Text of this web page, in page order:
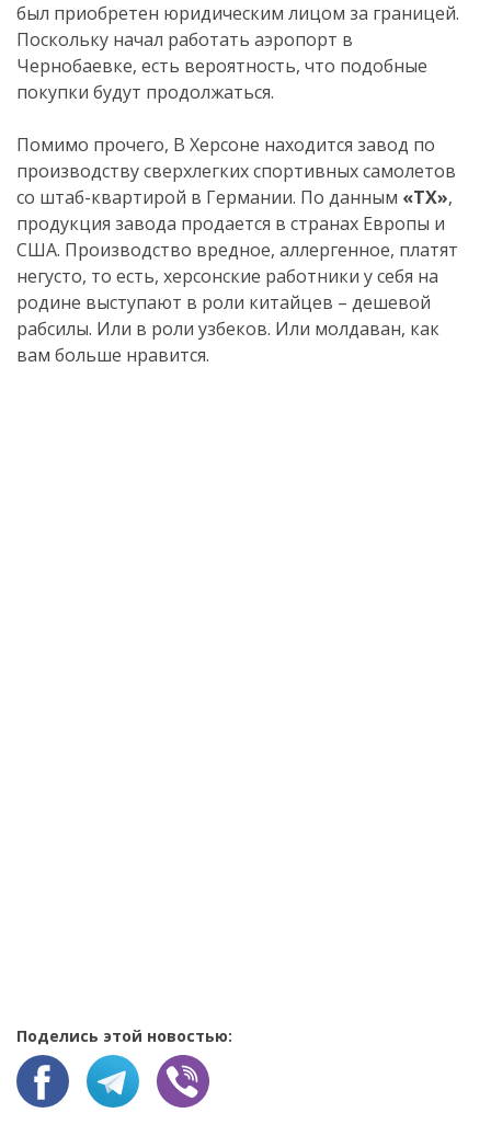
был приобретен юридическим лицом за границей.
Поскольку начал работать аэропорт в
Чернобаевке, есть вероятность, что подобные
покупки будут продолжаться.
Помимо прочего, В Херсоне находится завод по
производству сверхлегких спортивных самолетов
со штаб-квартирой в Германии. По данным «ТХ»,
продукция завода продается в странах Европы и
США. Производство вредное, аллергенное, платят
негусто, то есть, херсонские работники у себя на
родине выступают в роли китайцев – дешевой
рабсилы. Или в роли узбеков. Или молдаван, как
вам больше нравится.
Поделись этой новостью: